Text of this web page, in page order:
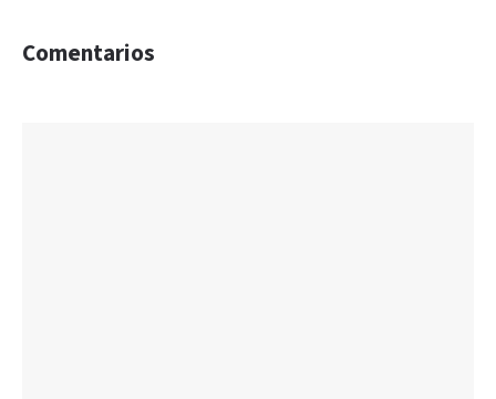
Comentarios